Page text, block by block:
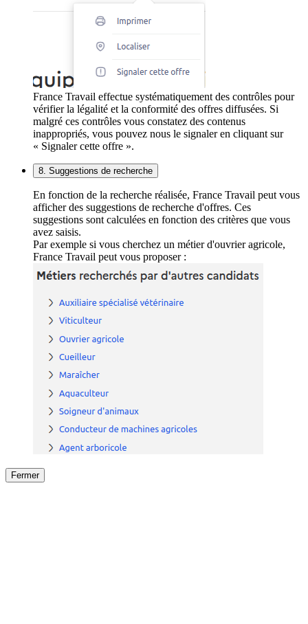
France Travail effectue systématiquement des contrôles pour
vérifier la légalité et la conformité des offres diffusées. Si
malgré ces contrôles vous constatez des contenus
inappropriés, vous pouvez nous le signaler en cliquant sur
« Signaler cette offre ».
8. Suggestions de recherche
En fonction de la recherche réalisée, France Travail peut vous
afficher des suggestions de recherche d'offres. Ces
suggestions sont calculées en fonction des critères que vous
avez saisis.
Par exemple si vous cherchez un métier d'ouvrier agricole,
France Travail peut vous proposer :
Fermer